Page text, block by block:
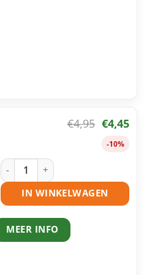
€4,95 €4,45
-10%
Epson 26 (T2612) inktcartridge cyaan
IN WINKELWAGEN
MEER INFO